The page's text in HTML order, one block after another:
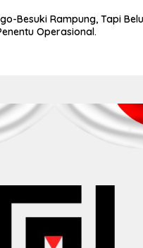
Besuki Rampung, Tapi
Operasional.